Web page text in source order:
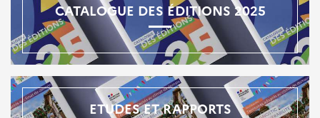
CATALOGUE DES ÉDITIONS 2025
ETUDES ET RAPPORTS